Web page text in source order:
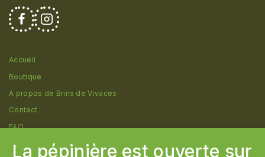
La pépinière est ouverte sur
Accueil
Boutique
A propos de Brins de Vivaces
Contact
FAQ